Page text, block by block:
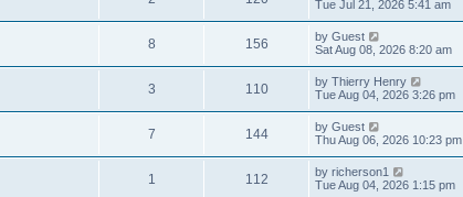
Tue Jul 21, 2026 5:41 am
8 156 by Guest
Sat Aug 08, 2026 8:20 am
3 110 by Thierry Henry
Tue Aug 04, 2026 3:26 pm
7 144 by Guest
Thu Aug 06, 2026 10:23 pm
1 112 by richerson1
Tue Aug 04, 2026 1:15 pm